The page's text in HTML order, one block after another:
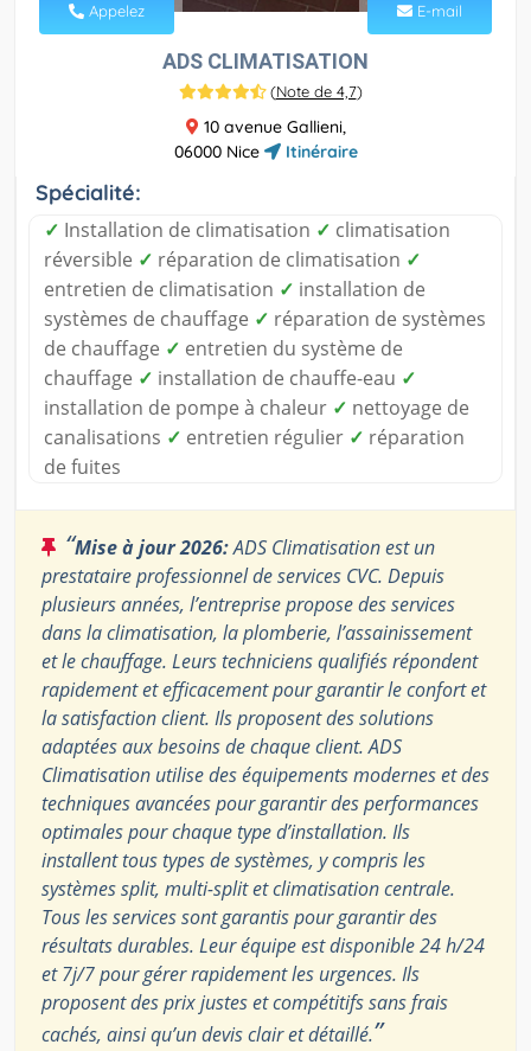
Appelez E-mail
ADS CLIMATISATION
(Note de 4,7)
10 avenue Gallieni,
06000 Nice
Itinéraire
Spécialité:
✓ Installation de climatisation ✓ climatisation
réversible ✓ réparation de climatisation ✓
entretien de climatisation ✓ installation de
systèmes de chauffage ✓ réparation de systèmes
de chauffage ✓ entretien du système de
chauffage ✓ installation de chauffe-eau ✓
installation de pompe à chaleur ✓ nettoyage de
canalisations ✓ entretien régulier ✓ réparation
de fuites
“Mise à jour 2026:ADS Climatisation est un
prestataire professionnel de services CVC. Depuis
plusieurs années, l’entreprise propose des services
dans la climatisation, la plomberie, l’assainissement
et le chauffage. Leurs techniciens qualifiés répondent
rapidement et efficacement pour garantir le confort et
la satisfaction client. Ils proposent des solutions
adaptées aux besoins de chaque client. ADS
Climatisation utilise des équipements modernes et des
techniques avancées pour garantir des performances
optimales pour chaque type d’installation. Ils
installent tous types de systèmes, y compris les
systèmes split, multi-split et climatisation centrale.
Tous les services sont garantis pour garantir des
résultats durables. Leur équipe est disponible 24 h/24
et 7j/7 pour gérer rapidement les urgences. Ils
proposent des prix justes et compétitifs sans frais
cachés, ainsi qu’un devis clair et détaillé.”